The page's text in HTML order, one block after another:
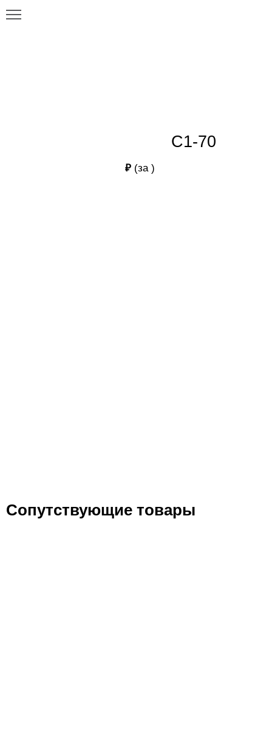
C1-70
₽ (за )
Сопутствующие товары